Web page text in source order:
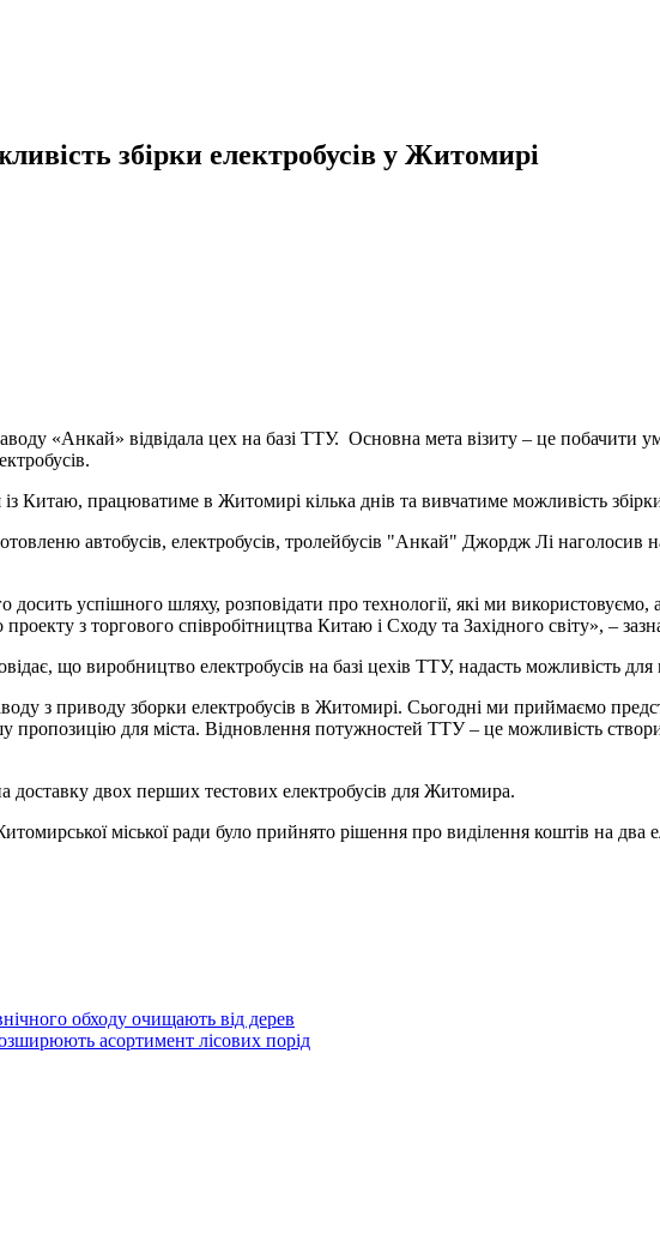
збірки електробусів у Житомирі
«Анкай» відвідала цех на базі ТТУ. Основна мета візиту – це
Китаю, працюватиме в Житомирі кілька днів та вивчатиме можливість
автобусів, електробусів, тролейбусів "Анкай" Джордж Лі наголосив
успішного шляху, розповідати про технології, які ми використовуємо,
з торгового співробітництва Китаю і Сходу та Західного світу», –
що виробництво електробусів на базі цехів ТТУ, надасть можливість
з приводу зборки електробусів в Житомирі. Сьогодні ми приймаємо
для міста. Відновлення потужностей ТТУ – це можливість
доставку двох перших тестових електробусів для Житомира.
міської ради було прийнято рішення про виділення коштів на два
обходу очищають від дерев
асортимент лісових порід